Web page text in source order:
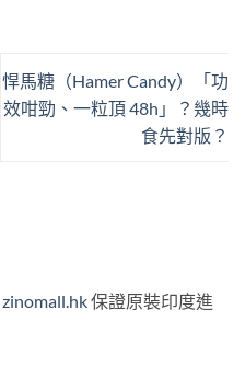
悍馬糖（Hamer Candy）「功
效咁勁、一粒頂 48h」？幾時
食先對版？
zinomall.hk保證原裝印度進